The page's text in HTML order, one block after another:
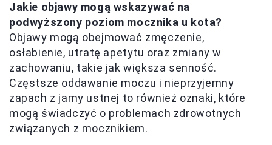
Jakie objawy mogą wskazywać na
podwyższony poziom mocznika u kota?
Objawy mogą obejmować zmęczenie,
osłabienie, utratę apetytu oraz zmiany w
zachowaniu, takie jak większa senność.
Częstsze oddawanie moczu i nieprzyjemny
zapach z jamy ustnej to również oznaki, które
mogą świadczyć o problemach zdrowotnych
związanych z mocznikiem.